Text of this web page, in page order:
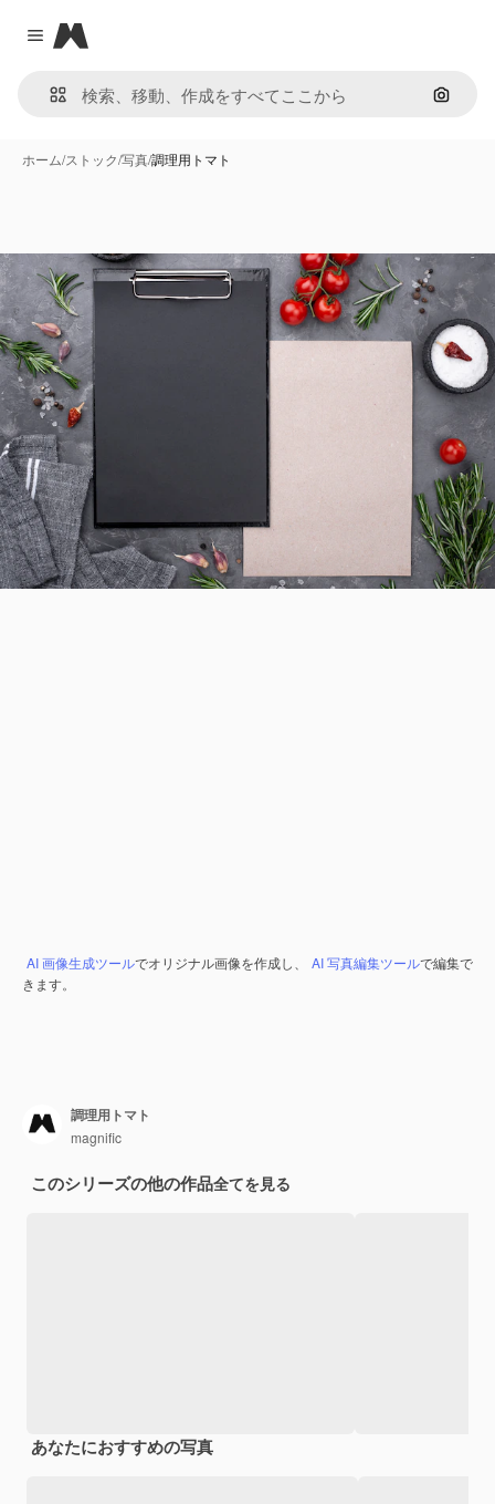
Close menu
Magnific
画像で
ホーム/ストック/写真/調理用トマト
AI 画像生成ツールでオリジナル画像を作成し、 AI 写真編集ツールで編集で
きます。
調理用トマト
magnific
このシリーズの他の作品全てを見る
あなたにおすすめの写真